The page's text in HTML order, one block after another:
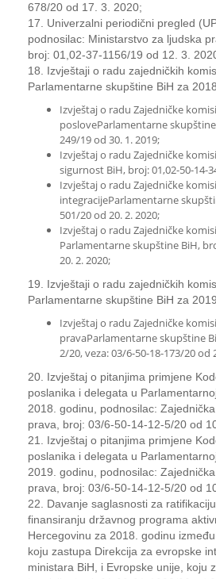
678/20 od 17. 3. 2020;
17. Univerzalni periodični pregled
podnosilac: Ministarstvo za ljudska
broj: 01,02-37-1156/19 od 12. 3.
18. Izvještaji o radu zajedničkih
Parlamentarne skupštine BiH za
Izvještaj o radu Zajedničke
posloveParlamentarne
249/19 od 30. 1. 2019;
Izvještaj o radu Zajedničke
sigurnost BiH, broj: 01,02-50-14-
Izvještaj o radu Zajedničke
integracijeParlamentarne
501/20 od 20. 2. 2020;
Izvještaj o radu Zajedničke
Parlamentarne skupštine BiH,
20. 2. 2020;
19. Izvještaji o radu zajedničkih
Parlamentarne skupštine BiH za
Izvještaj o radu Zajedničke
pravaParlamentarne skupštine
2/20, veza: 03/6-50-18-173/20 od
20. Izvještaj o pitanjima primjene
poslanika i delegata u
2018. godinu, podnosilac:
prava, broj: 03/6-50-14-12-5/20 od
21. Izvještaj o pitanjima primjene
poslanika i delegata u
2019. godinu, podnosilac:
prava, broj: 03/6-50-14-12-5/20 od
22. Davanje saglasnosti za
finansiranju državnog programa
Hercegovinu za 2018. godinu
koju zastupa Direkcija za evropske
ministara BiH, i Evropske unije, koju